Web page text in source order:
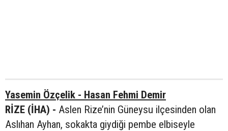
Yasemin Özçelik - Hasan Fehmi Demir
RİZE (İHA) - Aslen Rize’nin Güneysu ilçesinden olan
Aslıhan Ayhan, sokakta giydiği pembe elbiseyle